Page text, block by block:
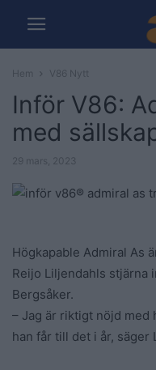
Hem V86 Nytt
Inför V86:
med
29 mars, 2023
Högkapable Admiral As
Reijo Liljendahls stjärna
Bergsåker.
– Jag är riktigt nöjd med
han får till det i år, säger